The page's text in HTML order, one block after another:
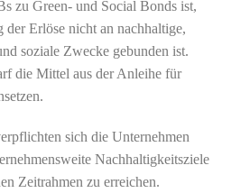
zu Green- und Social Bonds ist,
der Erlöse nicht an nachhaltige,
soziale Zwecke gebunden ist.
die Mittel aus der Anleihe für
sich die Unternehmen
Nachhaltigkeitsziele
Zeitrahmen zu erreichen.